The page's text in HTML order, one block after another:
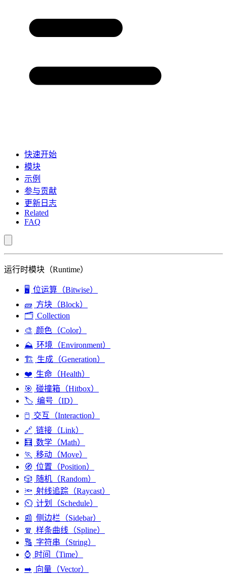
快速开始
模块
示例
参与贡献
更新日志
Related
FAQ
运行时模块（Runtime）
🖥️ 位运算（Bitwise）
🧱 方块（Block）
🗂️ Collection
🎨 颜色（Color）
⛰️ 环境（Environment）
🏗️ 生成（Generation）
❤️ 生命（Health）
🎯 碰撞箱（Hitbox）
🏷️ 编号（ID）
🖱️ 交互（Interaction）
🔗 链接（Link）
🧮 数学（Math）
🏃 移动（Move）
🧭 位置（Position）
🎲 随机（Random）
🔦 射线追踪（Raycast）
⏲️ 计划（Schedule）
📰 侧边栏（Sidebar）
🧣 样条曲线（Spline）
🔠 字符串（String）
⌚ 时间（Time）
➡️ 向量（Vector）